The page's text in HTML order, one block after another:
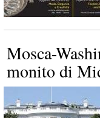
Mosca-
monito di